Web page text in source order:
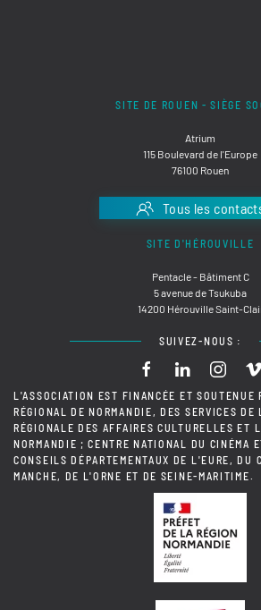
SITE DE ROUEN - SIÈGE
Atrium
115 Boulevard de l'Europe
76100 Rouen
Tous les
SITE D'HÉROUVILLE
Pentacle - Bâtiment C
5 avenue de Tsukuba
14200 Hérouville Saint-
SUIVEZ-NOUS :
L'ASSOCIATION EST FINANCÉE ET SOUTENUE
RÉGIONAL DE NORMANDIE, DES SERVICES
RÉGIONALE DES AFFAIRES CULTURELLES ET
NORMANDIE ; CENTRE NATIONAL DU CINÉMA
CONSEILS DÉPARTEMENTAUX DE L'EURE, DU
MANCHE, DE L'ORNE ET DE SEINE-MARITIME.